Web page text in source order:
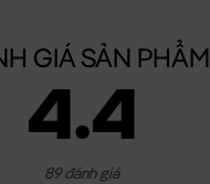
GIÁ SẢN PHẨM
4.4
89 đánh giá